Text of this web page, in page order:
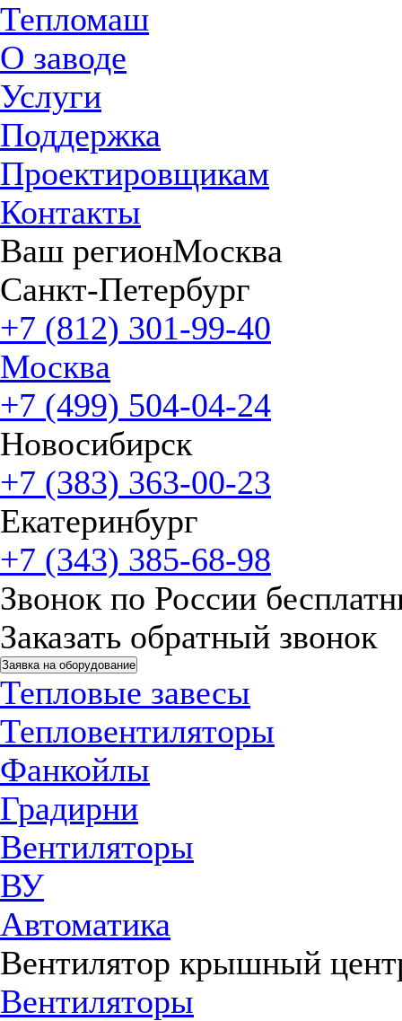
Тепломаш
О заводе
Услуги
Поддержка
Проектировщикам
Контакты
Ваш регионМосква
Санкт-Петербург
+7 (812) 301-99-40
Москва
+7 (499) 504-04-24
Новосибирск
+7 (383) 363-00-23
Екатеринбург
+7 (343) 385-68-98
Звонок по России
Заказать обратный звонок
Заявка на оборудование
Тепловые завесы
Тепловентиляторы
Фанкойлы
Градирни
Вентиляторы
ВУ
Автоматика
Вентилятор крышный
Вентиляторы